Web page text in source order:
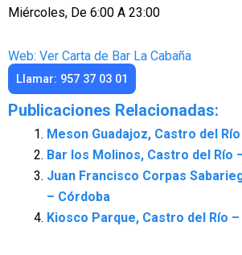
Miércoles, De 6:00 A 23:00
Web: Ver Carta de Bar La Cabaña
Llamar: 957 37 03 01
Publicaciones Relacionadas:
Meson Guadajoz, Castro del
Bar los Molinos, Castro del Río
Juan Francisco Corpas
– Córdoba
Kiosco Parque, Castro del Río